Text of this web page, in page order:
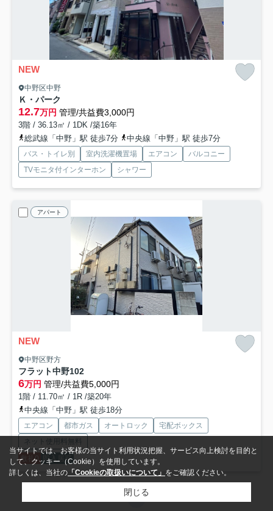
NEW
中野区中野
Ｋ・パーク
12.7万円 管理/共益費3,000円
3階 / 36.13㎡ / 1DK /築16年
総武線「中野」駅 徒歩7分
中央線「中野」駅 徒歩7分
バス・トイレ別 室内洗濯機置場 エアコン
バルコニー
TVモニタ付インターホン
シャワー
アパート
NEW
中野区野方
フラット中野102
6万円 管理/共益費5,000円
1階 / 11.70㎡ / 1R /築20年
中央線「中野」駅 徒歩18分
エアコン 都市ガス オートロック
宅配ボックス
ネット使用料無料
敷礼0
即入居可
2
当サイトでは、お客様の当サイト利用状況把握、サービス向上検討を目的と
して、クッキー（Cookie）を使用しています。
詳しくは、当社の 「Cookieの取扱いについて」 をご確認ください。
閉じる